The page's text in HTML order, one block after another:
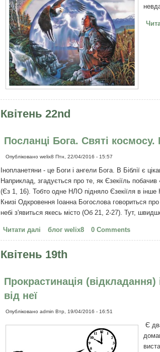
Квітень 22nd
Посланці Бога. Святі космосу.
Опублікованоwelix8 Птн, 22/04/2016 - 15:57
Інопланетяни - це Боги і ангели Бога. В Біблії є
Наприклад, згадується про те, як Єзекіїль
(Єз 1, 16). Тобто одне НЛО підняло Єзекіїля в
Книзі Одкровення Іоанна Богослова говориться
небі з'явиться якесь місто (Об 21, 2-27). Тут,
Читати далі про Посланці Бога. Святі космосу.
блог welix8 0 Comments
Квітень 19th
Прокрастинація
від неї
Опублікованоadmin Втр, 19/04/2016 - 16:51
Є